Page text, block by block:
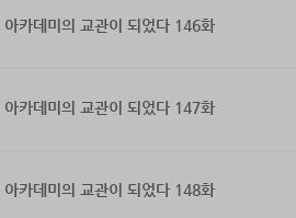
아카데미의 교관이 되었다 146화
아카데미의 교관이 되었다 147화
아카데미의 교관이 되었다 148화